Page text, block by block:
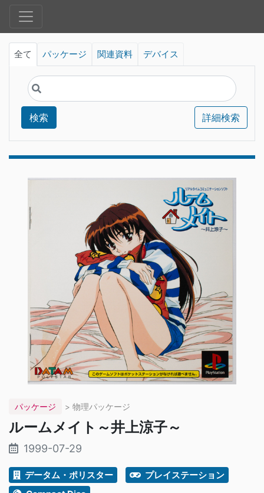
全て パッケージ 関連資料 デバイス
検索 詳細検索
パッケージ > 物理パッケージ
ルームメイト～井上涼子～
1999-07-29
データム・ポリスター
プレイステーション